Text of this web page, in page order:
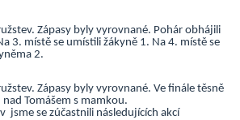
Zápasy byly vyrovnané. Pohár obhájili
3. místě se umístili žákyně 1. Na 4. místě se
2.
Zápasy byly vyrovnané. Ve finále těsně
Tomášem s mamkou.
jsme se zúčastnili následujících akcí